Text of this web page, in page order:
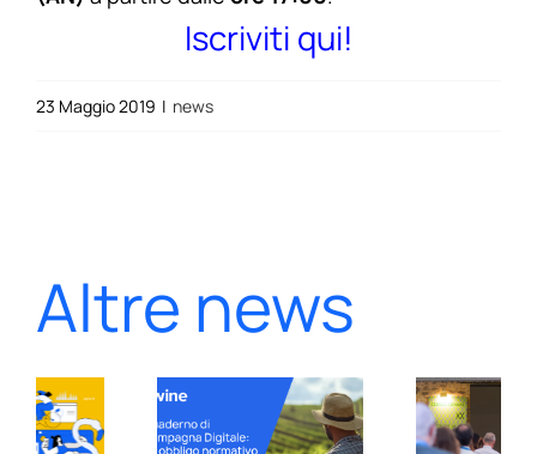
Iscriviti qui!
23 Maggio 2019 | news
Altre news